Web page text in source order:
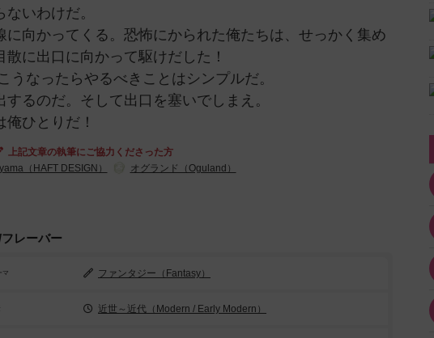
いわけだ。
向かってくる。恐怖にかられた俺たちは、せっかく集め
に出口に向かって駆けだした！
なったらやるべきことはシンプルだ。
るのだ。そして出口を塞いでしまえ。
ひとりだ！
上記文章の執筆にご協力くださった方
（HAFT DESIGN）
オグランド（Oguland）
レーバー
マ ファンタジー（Fantasy）
近世～近代（Modern / Early Modern）